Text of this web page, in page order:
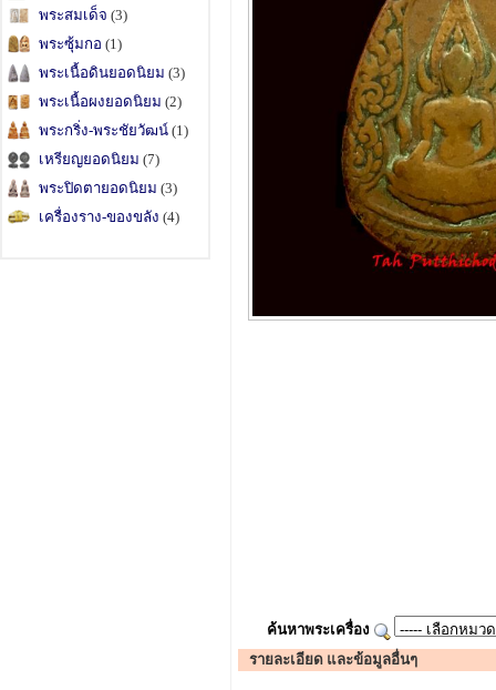
พระสมเด็จ (3)
พระซุ้มกอ (1)
พระเนื้อดินยอดนิยม (3)
พระเนื้อผงยอดนิยม (2)
พระกริ่ง-พระชัยวัฒน์ (1)
เหรียญยอดนิยม (7)
พระปิดตายอดนิยม (3)
เครื่องราง-ของขลัง (4)
ค้นหาพระเครื่อง
รายละเอียด และข้อมูลอื่นๆ